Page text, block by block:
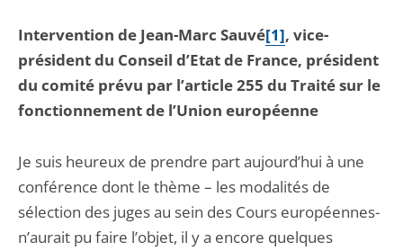
Intervention de Jean-Marc Sauvé[1], vice-
président du Conseil d’Etat de France, président
du comité prévu par l’article 255 du Traité sur le
fonctionnement de l’Union européenne
Je suis heureux de prendre part aujourd’hui à une
conférence dont le thème – les modalités de
sélection des juges au sein des Cours européennes-
n’aurait pu faire l’objet, il y a encore quelques